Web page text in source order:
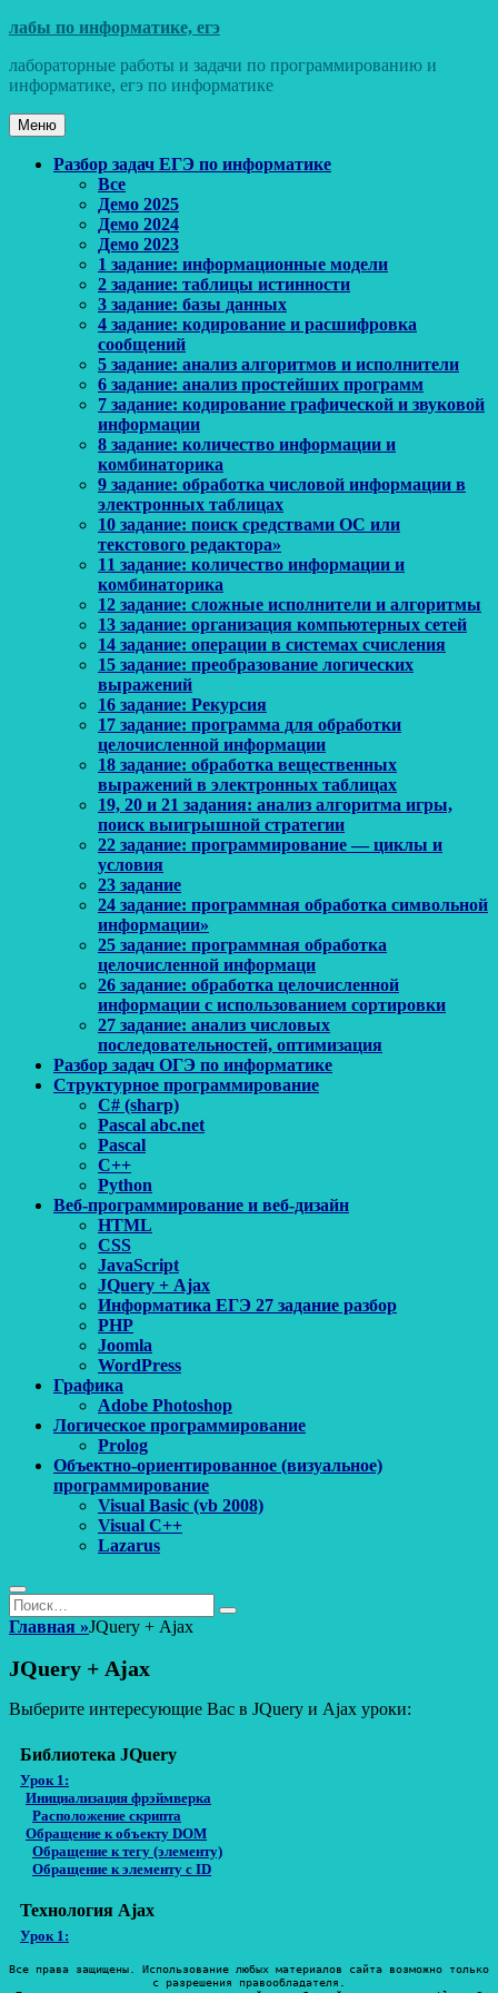
Перейти
содержимому
лабы по информатике, егэ
лабораторные работы и задачи по программированию и
информатике, егэ по информатике
Меню
Основное
Разбор задач ЕГЭ по информатике
Все
Демо 2025
Демо 2024
Демо 2023
1 задание: информационные модели
2 задание: таблицы истинности
3 задание: базы данных
4 задание: кодирование и расшифровка
сообщений
5 задание: анализ алгоритмов и исполнители
6 задание: анализ простейших программ
7 задание: кодирование графической и звуковой
информации
8 задание: количество информации и
комбинаторика
9 задание: обработка числовой информации в
электронных таблицах
10 задание: поиск средствами ОС или
текстового редактора»
11 задание: количество информации и
комбинаторика
12 задание: сложные исполнители и алгоритмы
13 задание: организация компьютерных сетей
14 задание: операции в системах счисления
15 задание: преобразование логических
выражений
16 задание: Рекурсия
17 задание: программа для обработки
целочисленной информации
18 задание: обработка вещественных
выражений в электронных таблицах
19, 20 и 21 задания: анализ алгоритма игры,
поиск выигрышной стратегии
22 задание: программирование — циклы и
условия
23 задание
24 задание: программная обработка символьной
информации»
25 задание: программная обработка
целочисленной информаци
26 задание: обработка целочисленной
информации с использованием сортировки
27 задание: анализ числовых
последовательностей, оптимизация
Разбор задач ОГЭ по информатике
Структурное программирование
C# (sharp)
Pascal abc.net
Pascal
С++
Python
Веб-программирование и веб-дизайн
HTML
CSS
JavaScript
JQuery + Ajax
Информатика ЕГЭ 27 задание разбор
PHP
Joomla
WordPress
Графика
Adobe Photoshop
Логическое программирование
Prolog
Объектно-ориентированное (визуальное)
программирование
Visual Basic (vb 2008)
Visual C++
Lazarus
Поиск
Найти:
Поиск
Главная »JQuery + Ajax
JQuery + Ajax
Выберите интересующие Вас в JQuery и Ajax уроки:
Библиотека JQuery
Урок 1:
Инициализация фрэймверка
Расположение скрипта
Обращение к объекту DOM
Обращение к тегу (элементу)
Обращение к элементу с ID
Технология Ajax
Урок 1:
Все права защищены. Использование любых материалов сайта возможно только
с разрешения правообладателя.